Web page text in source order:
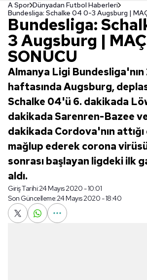
A Spor Dünyadan Futbol Haberleri
Bundesliga: Schalke 04 0-3 Augsburg |
Bundesliga:
3 Augsburg | MAÇ
SONUCU
Almanya Ligi Bundesliga'nın
haftasında Augsburg,
Schalke 04'ü 6. dakikada
dakikada Sarenren-Bazee
dakikada Cordova'nın
mağlup ederek corona virüsü
sonrası başlayan ligdeki ilk
aldı.
Giriş Tarihi:24 Mayıs 2020 - 10:01
Son Güncelleme:24 Mayıs 2020 - 18:40